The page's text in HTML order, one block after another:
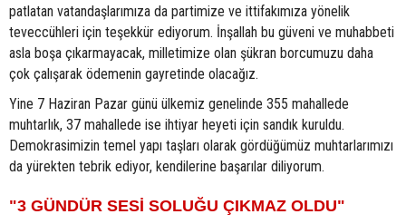
patlatan vatandaşlarımıza da partimize ve ittifakımıza yönelik
teveccühleri için teşekkür ediyorum. İnşallah bu güveni ve muhabbeti
asla boşa çıkarmayacak, milletimize olan şükran borcumuzu daha
çok çalışarak ödemenin gayretinde olacağız.
Yine 7 Haziran Pazar günü ülkemiz genelinde 355 mahallede
muhtarlık, 37 mahallede ise ihtiyar heyeti için sandık kuruldu.
Demokrasimizin temel yapı taşları olarak gördüğümüz muhtarlarımızı
da yürekten tebrik ediyor, kendilerine başarılar diliyorum.
"3 GÜNDÜR SESİ SOLUĞU ÇIKMAZ OLDU"